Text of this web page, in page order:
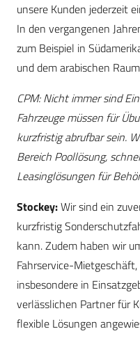
unsere Kunden jederzeit
In den vergangenen
zum Beispiel in
und dem arabischen
CPM: Nicht immer sind
Fahrzeuge müssen für
kurzfristig abrufbar sein.
Bereich Poollösung,
Leasinglösungen für
Stockey:Wir sind ein
kurzfristig
kann. Zudem haben wir
Fahrservice-
insbesondere in
verlässlichen Partner für
flexible Lösungen